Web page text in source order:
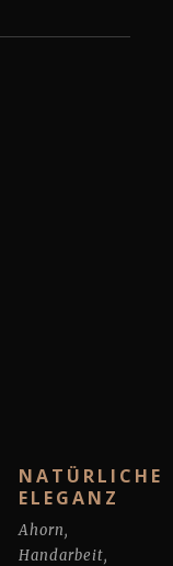
NATÜRLICHE
ELEGANZ
Ahorn,
Handarbeit,